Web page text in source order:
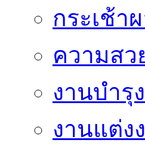
กระเช้า
ความสว
งานบำรุ
งานแต่ง